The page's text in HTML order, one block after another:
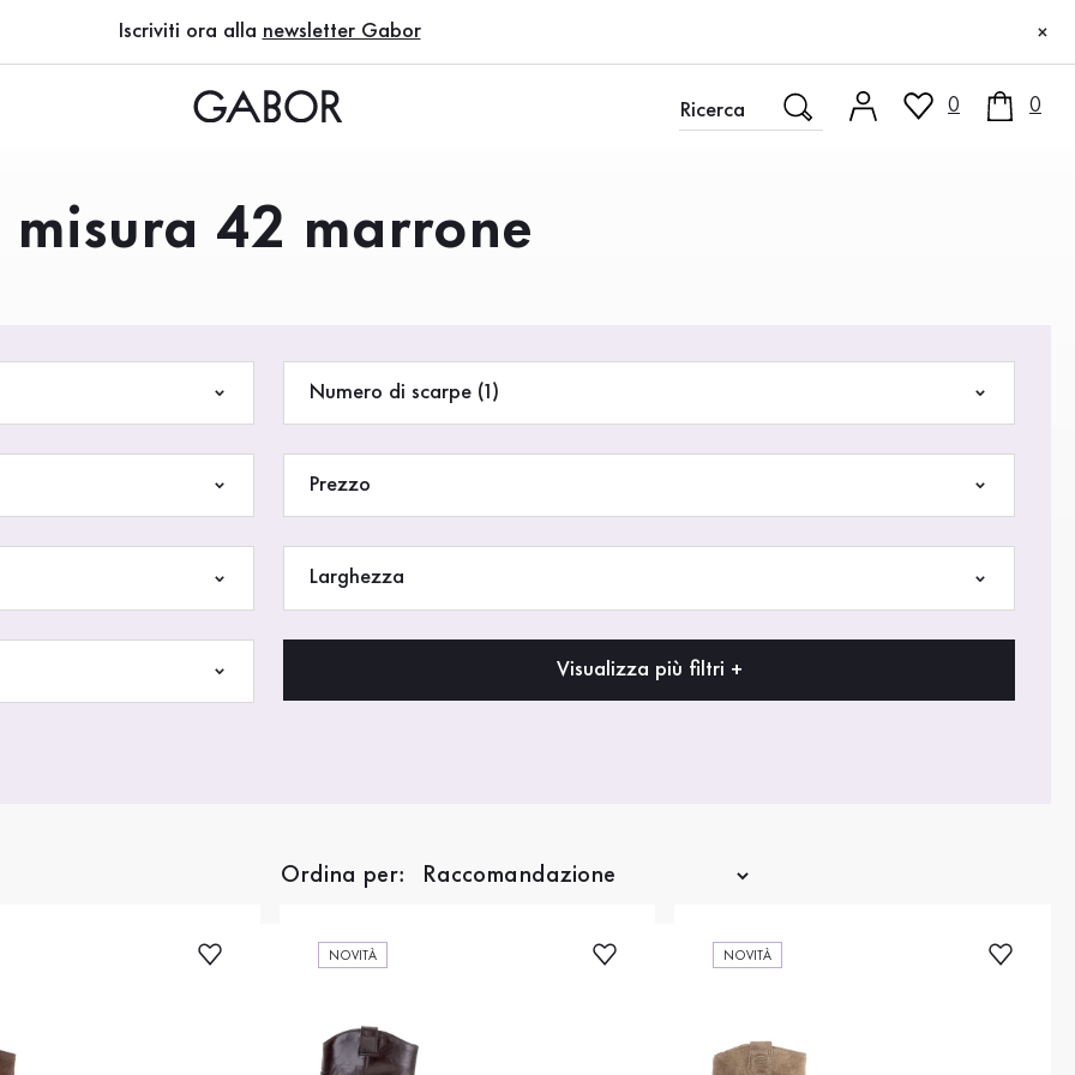
Iscriviti ora alla newsletter Gabor ×
0 0
42 marrone
Numero di scarpe (1)
Prezzo
Larghezza
Visualizza più filtri +
Ordina per:
NOVITÀ NOVITÀ